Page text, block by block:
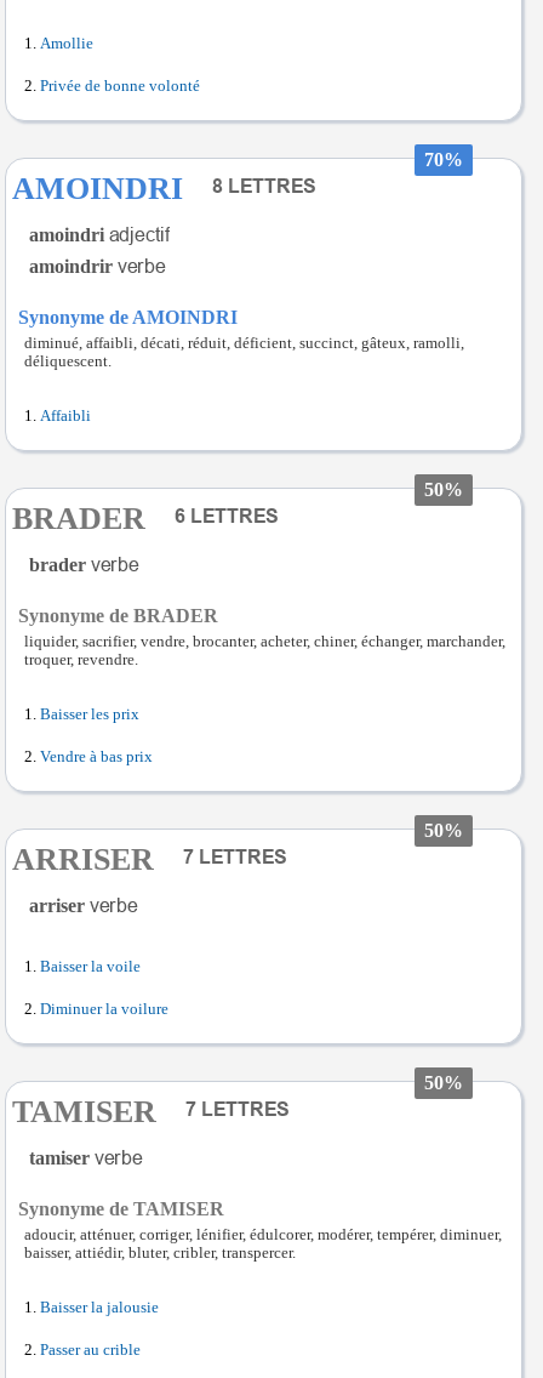
Amollie
Privée de bonne volonté
70%
AMOINDRI
amoindri
amoindrir
Synonyme de AMOINDRI
diminué, affaibli, décati, réduit, déficient, succinct, gâteux, ramolli,
déliquescent.
Affaibli
50%
BRADER
brader
Synonyme de BRADER
liquider, sacrifier, vendre, brocanter, acheter, chiner, échanger, marchander,
troquer, revendre.
Baisser les prix
Vendre à bas prix
50%
ARRISER
arriser
Baisser la voile
Diminuer la voilure
50%
TAMISER
tamiser
Synonyme de TAMISER
adoucir, atténuer, corriger, lénifier, édulcorer, modérer, tempérer, diminuer,
baisser, attiédir, bluter, cribler, transpercer.
Baisser la jalousie
Passer au crible